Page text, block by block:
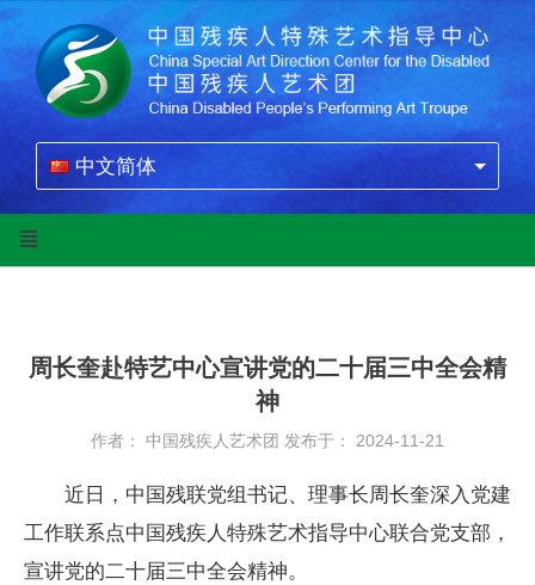
中文简体
周长奎赴特艺中心宣讲党的二十届三中全会精
神
作者： 中国残疾人艺术团 发布于： 2024-11-21
近日，中国残联党组书记、理事长周长奎深入党建
工作联系点中国残疾人特殊艺术指导中心联合党支部，
宣讲党的二十届三中全会精神。